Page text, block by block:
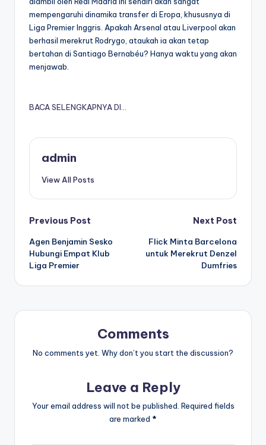
mempengaruhi dinamika transfer di Eropa, khususnya di
Liga Premier Inggris. Apakah Arsenal atau Liverpool akan
berhasil merekrut Rodrygo, ataukah ia akan tetap
bertahan di Santiago Bernabéu? Hanya waktu yang akan
menjawab.
BACA SELENGKAPNYA DI…
admin
View All Posts
Post
navigation
Previous Post
Agen Benjamin Sesko
Hubungi Empat Klub
Liga Premier
Next Post
Flick Minta Barcelona
untuk Merekrut Denzel
Dumfries
Comments
No comments yet. Why don’t you start the discussion?
Leave a Reply
Your email address will not be published. Required fields
are marked *